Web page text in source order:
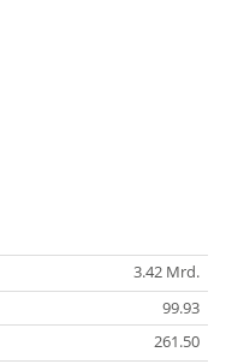
3.42 Mrd.
99.93
261.50